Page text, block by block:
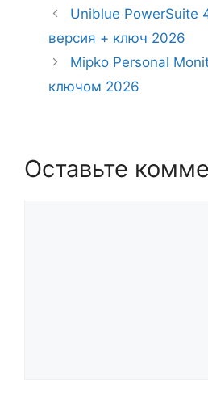
Uniblue PowerSuite
версия + ключ 2026
Mipko Personal
ключом 2026
Оставьте